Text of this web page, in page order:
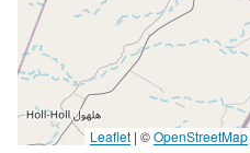
Leaflet | ©OpenStreetMap